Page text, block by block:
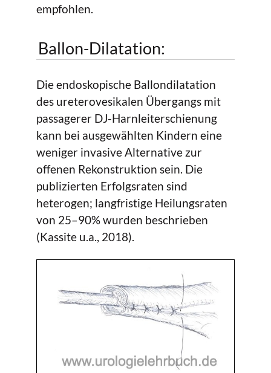
empfohlen.
Ballon-Dilatation:
Die endoskopische Ballondilatation
des ureterovesikalen Übergangs mit
passagerer DJ-Harnleiterschienung
kann bei ausgewählten Kindern eine
weniger invasive Alternative zur
offenen Rekonstruktion sein. Die
publizierten Erfolgsraten sind
heterogen; langfristige Heilungsraten
von 25–90% wurden beschrieben
(Kassite u.a., 2018).